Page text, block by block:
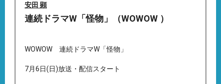
安田 顕
連続ドラマW「怪物」（WOWOW ）
WOWOW 連続ドラマW「怪物」
7月6日(日)放送・配信スタート